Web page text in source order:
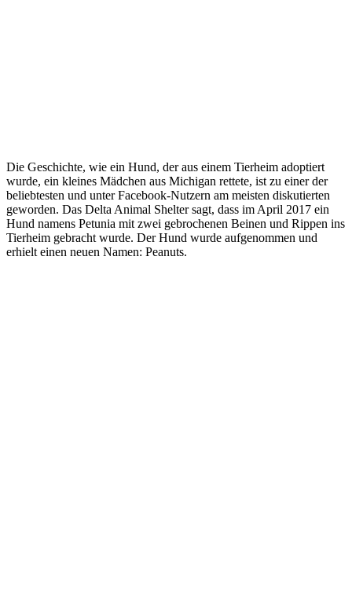
Die Geschichte, wie ein Hund, der aus einem Tierheim adoptiert
wurde, ein kleines Mädchen aus Michigan rettete, ist zu einer der
beliebtesten und unter Facebook-Nutzern am meisten diskutierten
geworden. Das Delta Animal Shelter sagt, dass im April 2017 ein
Hund namens Petunia mit zwei gebrochenen Beinen und Rippen ins
Tierheim gebracht wurde. Der Hund wurde aufgenommen und
erhielt einen neuen Namen: Peanuts.